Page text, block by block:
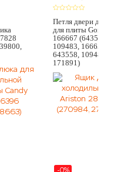
Петля двери
для плиты Gorenje
166667 (643564,
109483, 166656,
643558, 109482,
171891)